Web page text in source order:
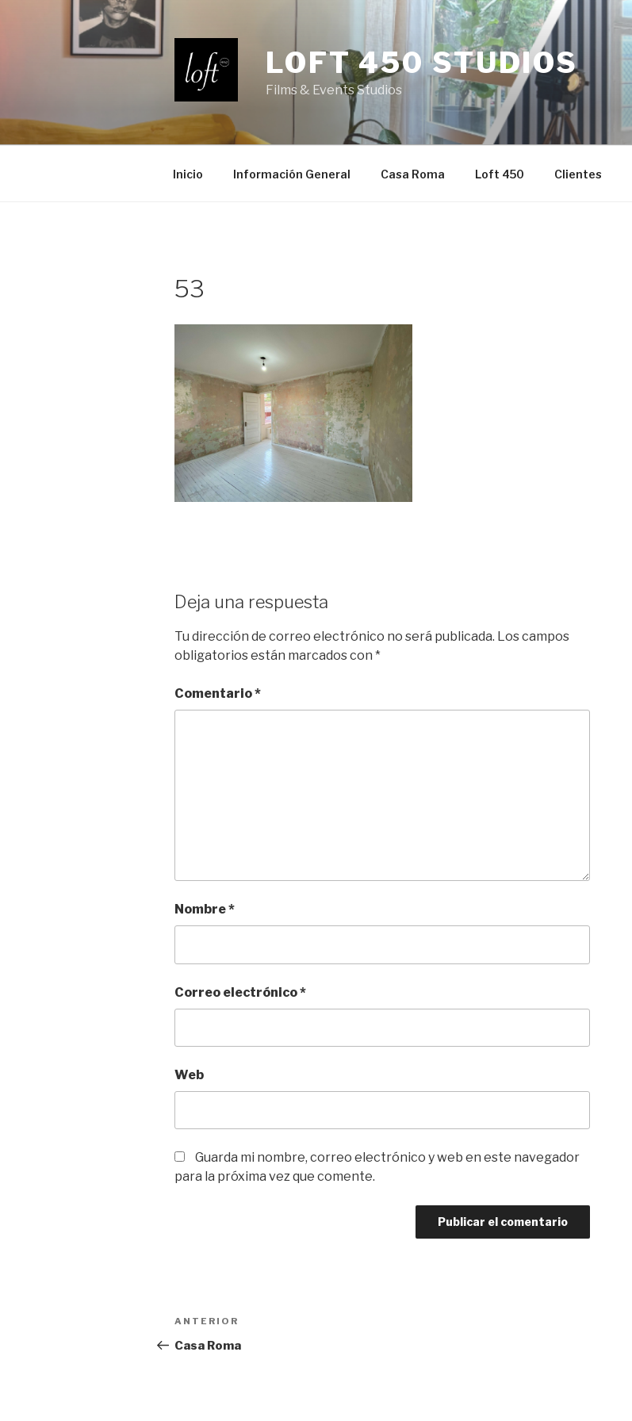
LOFT 450 STUDIOS
Films & Events Studios
Inicio Información General Casa Roma Loft 450 Clientes
53
Deja una respuesta
Tu dirección de correo electrónico no será publicada. Los campos
obligatorios están marcados con *
Comentario*
Nombre*
Correo electrónico*
Web
Guarda mi nombre, correo electrónico y web en este navegador
para la próxima vez que comente.
Navegación
de
Entrada
anterior:
ANTERIOR
Casa Roma